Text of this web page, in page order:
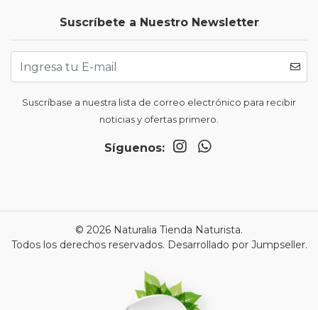
Suscríbete a Nuestro Newsletter
Suscríbase a nuestra lista de correo electrónico para recibir
noticias y ofertas primero.
Síguenos:
© 2026 Naturalia Tienda Naturista.
Todos los derechos reservados. Desarrollado por Jumpseller.